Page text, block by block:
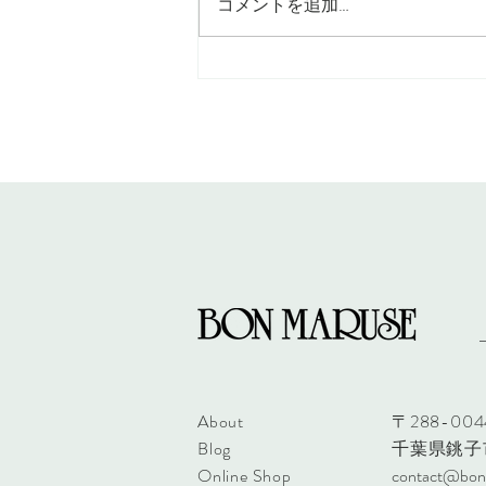
コメントを追加…
About
Blog
Online Shop
〒288-
千葉県銚